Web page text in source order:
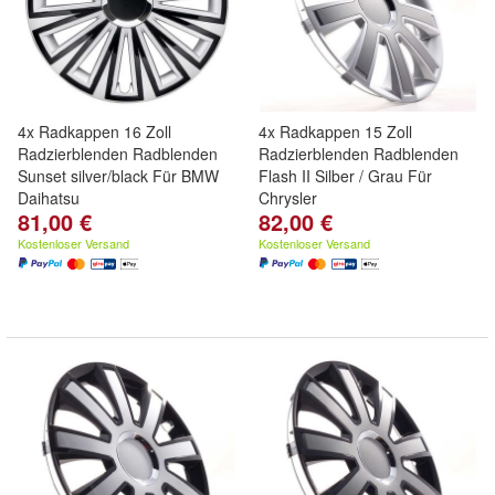
4x Radkappen 16 Zoll
Radzierblenden Radblenden
Sunset silver/black Für BMW
Daihatsu
81,00 €
Kostenloser Versand
4x Radkappen 15 Zoll
Radzierblenden Radblenden
Flash II Silber / Grau Für
Chrysler
82,00 €
Kostenloser Versand